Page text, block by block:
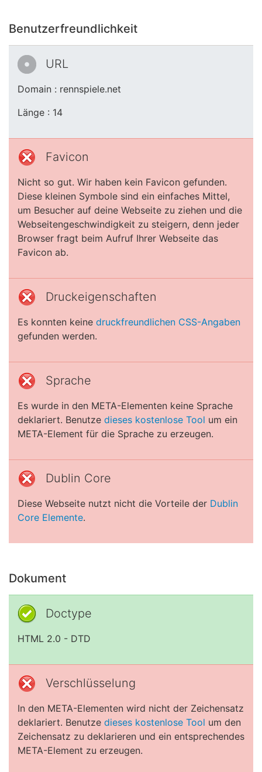
Benutzerfreundlichkeit
URL
Domain : rennspiele.net
Länge : 14
Favicon
Nicht so gut. Wir haben kein Favicon gefunden.
Diese kleinen Symbole sind ein einfaches Mittel,
um Besucher auf deine Webseite zu ziehen und die
Webseitengeschwindigkeit zu steigern, denn jeder
Browser fragt beim Aufruf Ihrer Webseite das
Favicon ab.
Druckeigenschaften
Es konnten keine druckfreundlichen CSS-Angaben
gefunden werden.
Sprache
Es wurde in den META-Elementen keine Sprache
deklariert. Benutze dieses kostenlose Tool um ein
META-Element für die Sprache zu erzeugen.
Dublin Core
Diese Webseite nutzt nicht die Vorteile der Dublin
Core Elemente.
Dokument
Doctype
HTML 2.0 - DTD
Verschlüsselung
In den META-Elementen wird nicht der Zeichensatz
deklariert. Benutze dieses kostenlose Tool um den
Zeichensatz zu deklarieren und ein entsprechendes
META-Element zu erzeugen.